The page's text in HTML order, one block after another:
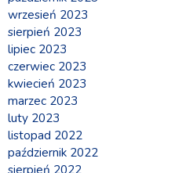
wrzesień 2023
sierpień 2023
lipiec 2023
czerwiec 2023
kwiecień 2023
marzec 2023
luty 2023
listopad 2022
październik 2022